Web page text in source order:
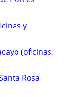
y
(oficinas,
Rosa